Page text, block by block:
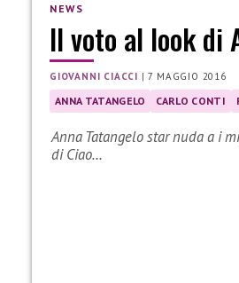
NEWS
Il voto al look di
GIOVANNI CIACCI |7 MAGGIO 2016
ANNA TATANGELO CARLO CONTI
Anna Tatangelo star nuda a i
di Ciao…